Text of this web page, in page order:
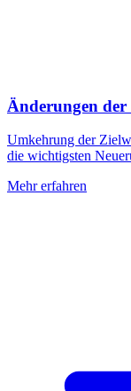
Änderungen der
Umkehrung der
die wichtigsten
Mehr erfahren